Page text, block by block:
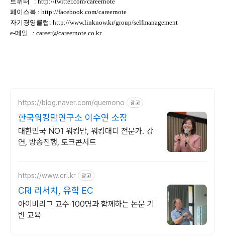
페이스북 : http://facebook.com/careernote
자기경영클럽: http://www.linknow.kr/group/selfmanagement
e-메일 : career@careernote.co.kr
https://blog.naver.com/quemono 광고
한국워킹맘연구소 이수연 소장
대한민국 NO1 워킹맘, 워킹대디 전문가. 강
연, 방송진행, 토크콘서트
https://www.cri.kr 광고
CRI 리서치, 유학 EC
아이비리그 교수 100명과 함께하는 논문 기
반 교육